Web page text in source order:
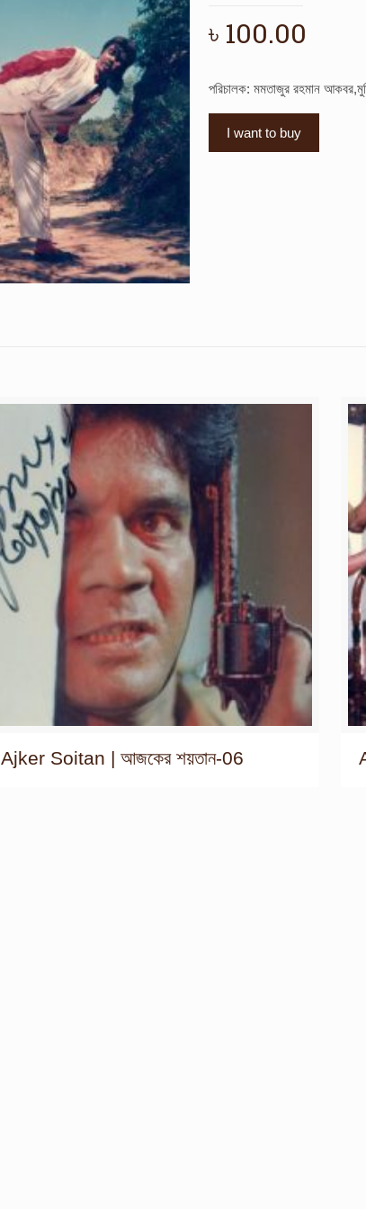
৳ 100.00
পরিচালক: মমতাজুর রহমান
I want to buy
Ajker Soitan | আজকের শয়তান-06